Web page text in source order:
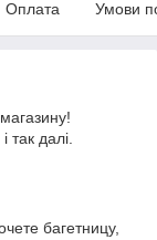
Оплата Умови
так далі.
багетницу,